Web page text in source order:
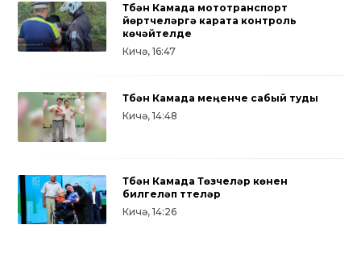
Түбән Камада мототранспорт
йөртүчеләргә карата контроль
көчәйтелде
Кичә, 16:47
Түбән Камада меңенче сабый туды
Кичә, 14:48
Түбән Камада Төзүчеләр көнен
билгеләп үттеләр
Кичә, 14:26